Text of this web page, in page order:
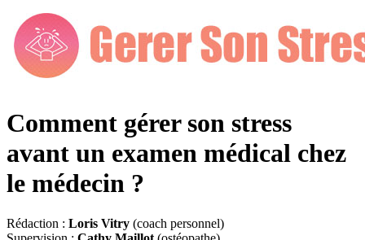
Comment gérer son stress
avant un examen médical chez
le médecin ?
Rédaction : Loris Vitry (coach personnel)